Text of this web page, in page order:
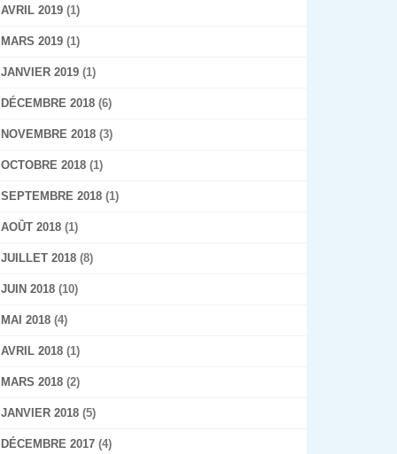
AVRIL 2019 (1)
MARS 2019 (1)
JANVIER 2019 (1)
DÉCEMBRE 2018 (6)
NOVEMBRE 2018 (3)
OCTOBRE 2018 (1)
SEPTEMBRE 2018 (1)
AOÛT 2018 (1)
JUILLET 2018 (8)
JUIN 2018 (10)
MAI 2018 (4)
AVRIL 2018 (1)
MARS 2018 (2)
JANVIER 2018 (5)
DÉCEMBRE 2017 (4)